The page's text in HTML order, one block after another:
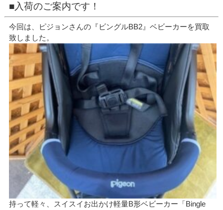
■入荷のご案内です！
今回は、ピジョンさんの『ビングルBB2』ベビーカーを買取
致しました。
持って軽々、スイスイお出かけ軽量B形ベビーカー「Bingle